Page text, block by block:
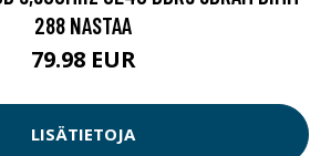
288 NASTAA
79.98 EUR
LISÄTIETOJA